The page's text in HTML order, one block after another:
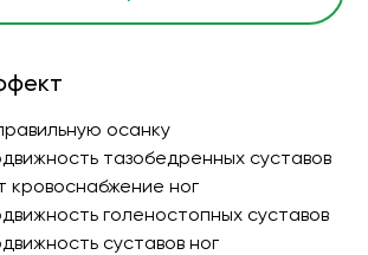
осанку
тазобедренных суставов
кровоснабжение ног
голеностопных суставов
суставов ног